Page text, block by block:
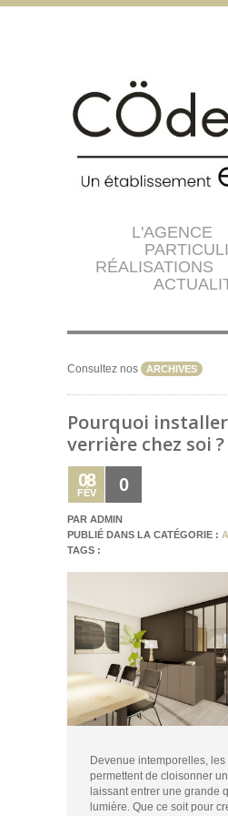
L'AGENCE
RÉALISATIONS
Consultez nos ARCHIVES
Pourquoi
verrière chez soi ?
0
08
FÉV
PAR ADMIN
PUBLIÉ DANS LA CATÉGORIE :
TAGS :
Devenue intemporelles,
permettent de cloisonner
laissant entrer une grande
lumière. Que ce soit pour